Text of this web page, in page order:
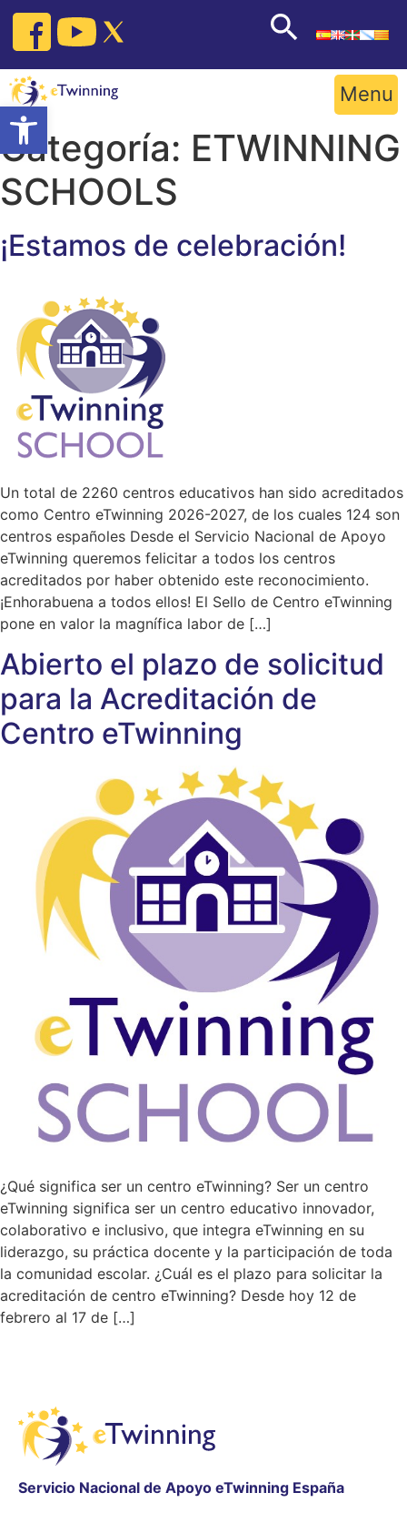
Open toolbar
Skip
content
Menu
Categoría: ETWINNING
SCHOOLS
¡Estamos de celebración!
Un total de 2260 centros educativos han sido acreditados
como Centro eTwinning 2026-2027, de los cuales 124 son
centros españoles Desde el Servicio Nacional de Apoyo
eTwinning queremos felicitar a todos los centros
acreditados por haber obtenido este reconocimiento.
¡Enhorabuena a todos ellos! El Sello de Centro eTwinning
pone en valor la magnífica labor de […]
Abierto el plazo de solicitud
para la Acreditación de
Centro eTwinning
¿Qué significa ser un centro eTwinning? Ser un centro
eTwinning significa ser un centro educativo innovador,
colaborativo e inclusivo, que integra eTwinning en su
liderazgo, su práctica docente y la participación de toda
la comunidad escolar. ¿Cuál es el plazo para solicitar la
acreditación de centro eTwinning? Desde hoy 12 de
febrero al 17 de […]
Servicio Nacional de Apoyo eTwinning España